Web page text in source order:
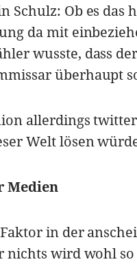
Schulz: Ob es das
da mit
wusste, dass
überhaupt
allerdings
Welt lösen
Medien
in der
nichts wird wohl